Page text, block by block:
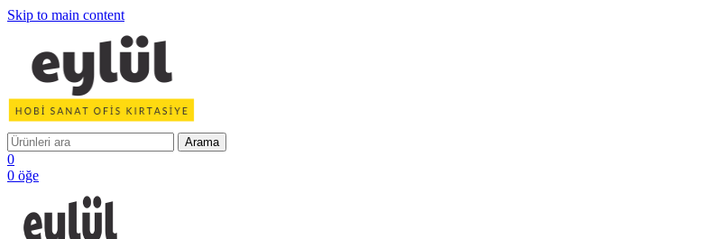
Skip to main content
Arama
0
0 öğe